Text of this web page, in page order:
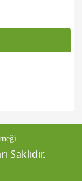
Saklıdır.